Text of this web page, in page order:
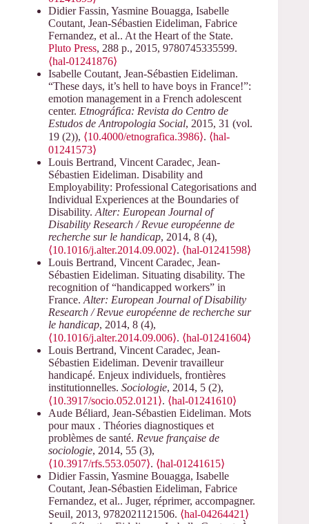
Didier Fassin, Yasmine Bouagga, Isabelle
Coutant, Jean-Sébastien Eideliman, Fabrice
Fernandez, et al.. At the Heart of the State.
Pluto Press, 288 p., 2015, 9780745335599.
⟨hal-01241876⟩
Isabelle Coutant, Jean-Sébastien Eideliman.
“These days, it’s hell to have boys in France!”:
emotion management in a French adolescent
center. Etnográfica: Revista do Centro de
Estudos de Antropologia Social, 2015, 31 (vol.
19 (2)), ⟨10.4000/etnografica.3986⟩. ⟨hal-
01241573⟩
Louis Bertrand, Vincent Caradec, Jean-
Sébastien Eideliman. Disability and
Employability: Professional Categorisations and
Individual Experiences at the Boundaries of
Disability. Alter: European Journal of
Disability Research / Revue européenne de
recherche sur le handicap, 2014, 8 (4),
⟨10.1016/j.alter.2014.09.002⟩. ⟨hal-01241598⟩
Louis Bertrand, Vincent Caradec, Jean-
Sébastien Eideliman. Situating disability. The
recognition of “handicapped workers” in
France. Alter: European Journal of Disability
Research / Revue européenne de recherche sur
le handicap, 2014, 8 (4),
⟨10.1016/j.alter.2014.09.006⟩. ⟨hal-01241604⟩
Louis Bertrand, Vincent Caradec, Jean-
Sébastien Eideliman. Devenir travailleur
handicapé. Enjeux individuels, frontières
institutionnelles. Sociologie, 2014, 5 (2),
⟨10.3917/socio.052.0121⟩. ⟨hal-01241610⟩
Aude Béliard, Jean-Sébastien Eideliman. Mots
pour maux . Théories diagnostiques et
problèmes de santé. Revue française de
sociologie, 2014, 55 (3),
⟨10.3917/rfs.553.0507⟩. ⟨hal-01241615⟩
Didier Fassin, Yasmine Bouagga, Isabelle
Coutant, Jean-Sébastien Eideliman, Fabrice
Fernandez, et al.. Juger, réprimer, accompagner.
Seuil, 2013, 9782021121506. ⟨hal-04264421⟩